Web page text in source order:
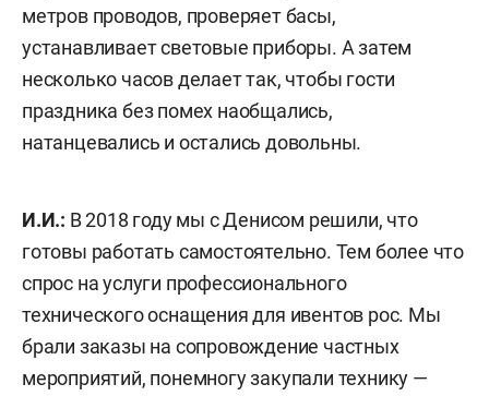
метров проводов, проверяет басы,
устанавливает световые приборы. А затем
несколько часов делает так, чтобы гости
праздника без помех наобщались,
натанцевались и остались довольны.
И.И.: В 2018 году мы с Денисом решили, что
готовы работать самостоятельно. Тем более что
спрос на услуги профессионального
технического оснащения для ивентов рос. Мы
брали заказы на сопровождение частных
мероприятий, понемногу закупали технику —